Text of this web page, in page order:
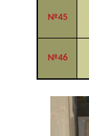
№45
№46